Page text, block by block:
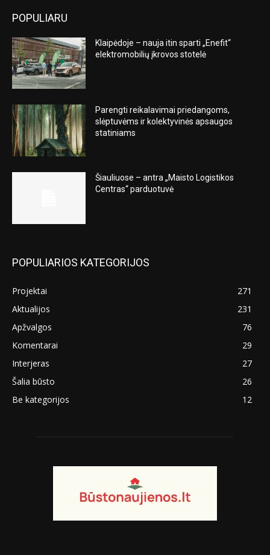
POPULIARU
Klaipėdoje – nauja itin sparti „Enefit“
elektromobilių įkrovos stotelė
Parengti reikalavimai priedangoms,
slėptuvėms ir kolektyvinės apsaugos
statiniams
Šiauliuose – antra „Maisto Logistikos
Centras“ parduotuvė
POPULIARIOS KATEGORIJOS
Projektai
271
Aktualijos
231
Apžvalgos
76
Komentarai
29
Interjeras
27
Šalia būsto
26
Be kategorijos
12